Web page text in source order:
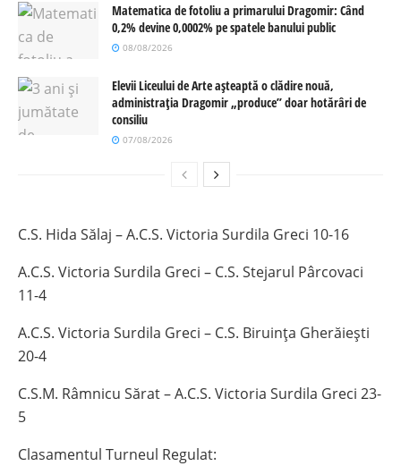
Matematica de fotoliu a primarului Dragomir: Când
0,2% devine 0,0002% pe spatele banului public
08/08/2026
Elevii Liceului de Arte așteaptă o clădire nouă,
administrația Dragomir „produce” doar hotărâri de
consiliu
07/08/2026
C.S. Hida Sălaj – A.C.S. Victoria Surdila Greci 10-16
A.C.S. Victoria Surdila Greci – C.S. Stejarul Pârcovaci
11-4
A.C.S. Victoria Surdila Greci – C.S. Biruința Gherăiești
20-4
C.S.M. Râmnicu Sărat – A.C.S. Victoria Surdila Greci 23-
5
Clasamentul Turneul Regulat: